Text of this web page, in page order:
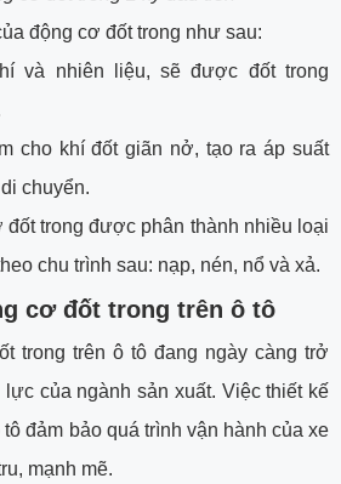
động cơ đốt trong như sau:
và nhiên liệu, sẽ được đốt trong
cho khí đốt giãn nở, tạo ra áp suất
chuyển.
đốt trong được phân thành nhiều loại
chu trình sau: nạp, nén, nổ và xả.
cơ đốt trong trên ô tô
trong trên ô tô đang ngày càng trở
của ngành sản xuất. Việc thiết kế
đảm bảo quá trình vận hành của xe
mạnh mẽ.